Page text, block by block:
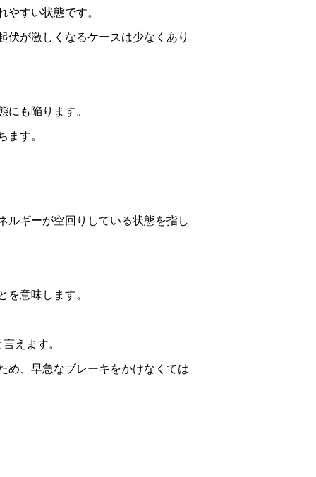
すい状態です。
伏が激しくなるケースは少なくあり
も陥ります。
ます。
ルギーが空回りしている状態を指し
意味します。
えます。
め、早急なブレーキをかけなくては